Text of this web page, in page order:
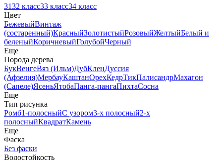
3132 класс33 класс34 класс
Цвет
БежевыйВинтаж
(состаренный)КрасныйЗолотистыйРозовыйЖелтыйБелый и
беленыйКоричневыйГолубойЧерный
Еще
Порода дерева
БукВенгеВяз (Ильм)ДубКленДуссия
(Афзелия)МербауКаштанОрехКедрТикПалисандрМахагон
(Сапеле)ЯсеньЯтобаПанга-пангаПихтаСосна
Еще
Тип рисунка
Ромб1-полосныйС узором3-х полосный2-х
полосныйКвадратКамень
Еще
Фаска
Без фаски
Водостойкость